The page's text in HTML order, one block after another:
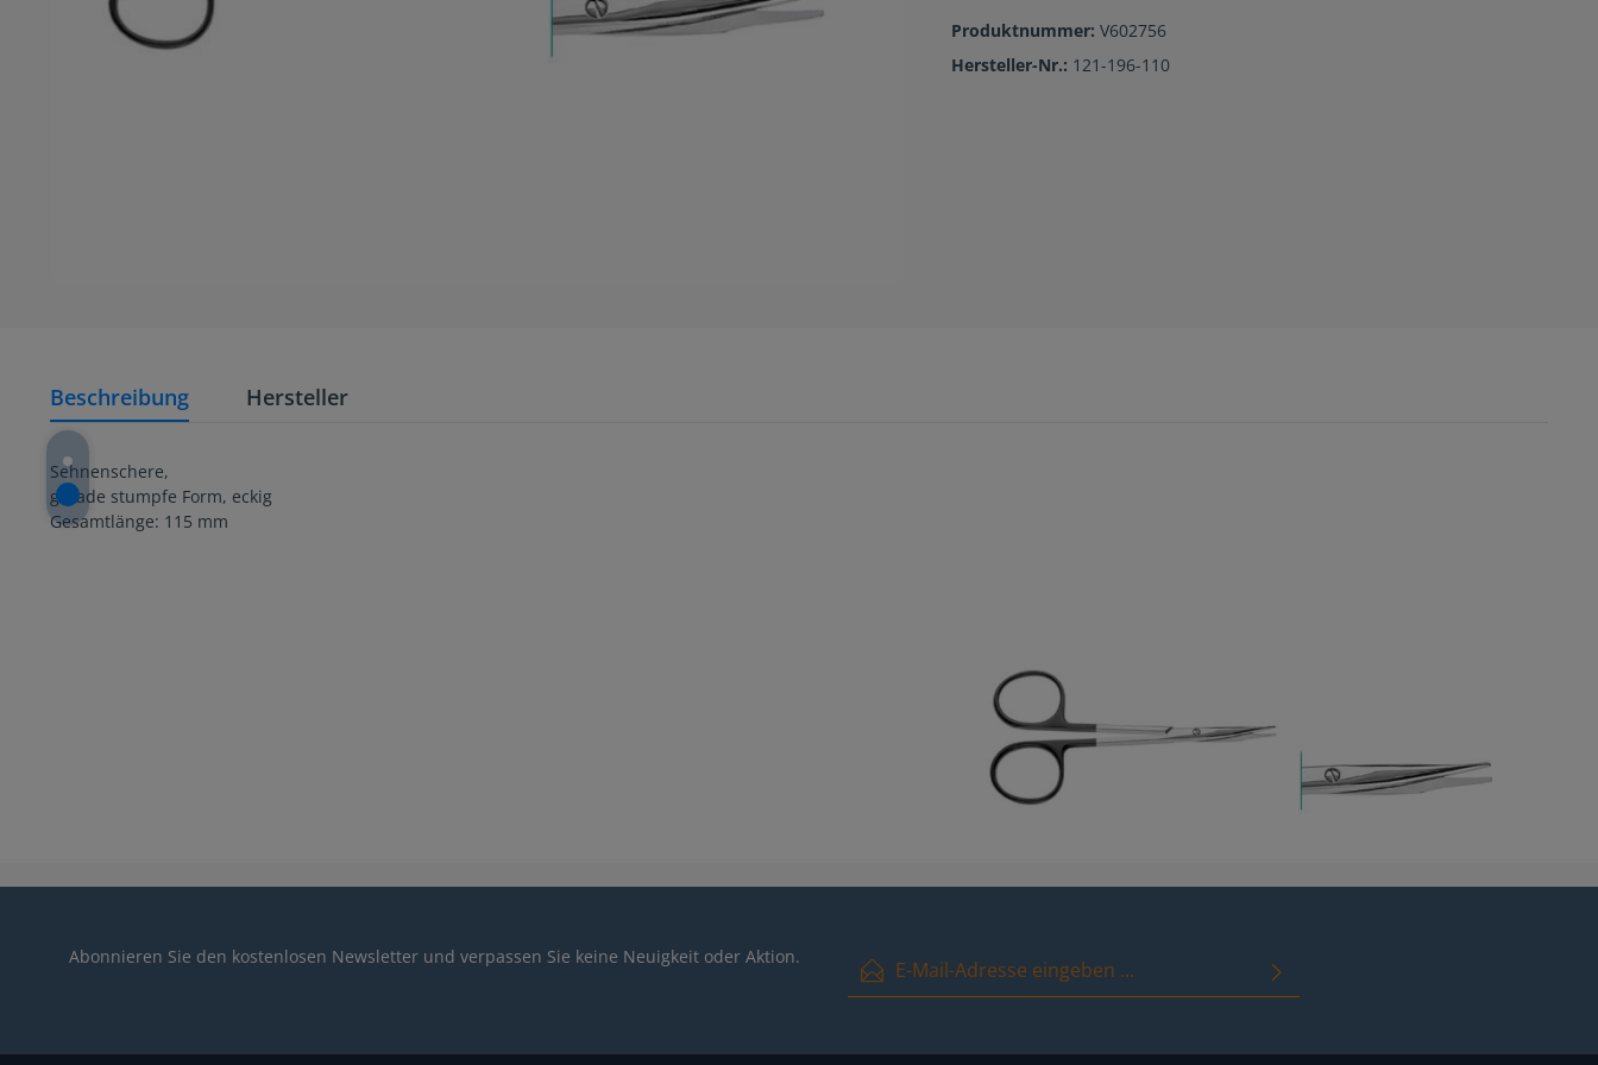
Produktnummer:V602756
Hersteller-Nr.: 121-196-110
Beschreibung Hersteller
Sehnenschere,
gerade stumpfe Form, eckig
Gesamtlänge: 115 mm
Abonnieren Sie den kostenlosen Newsletter und verpassen Sie keine Neuigkeit oder Aktion. E-Mail-Adresse*